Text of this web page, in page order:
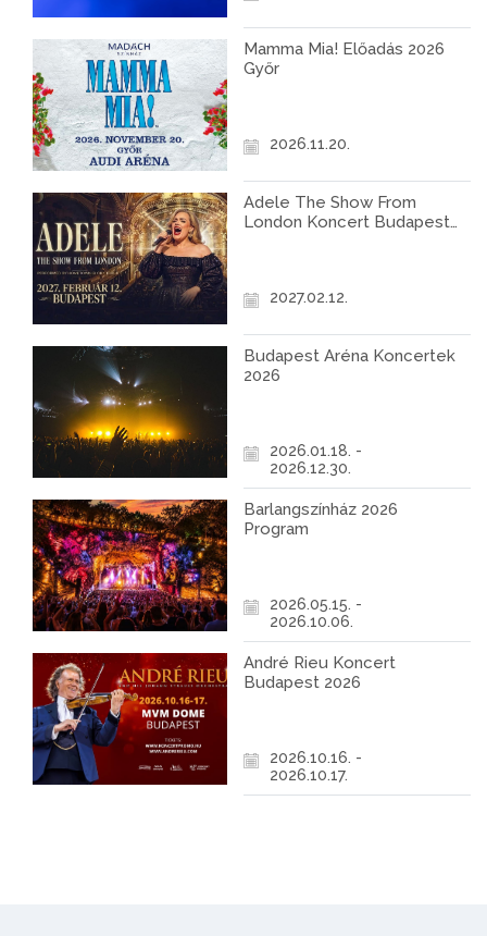
Mamma Mia! Előadás 2026
Győr
2026.11.20.
Adele The Show From
London Koncert Budapest
2027.02.12.
Budapest Aréna Koncertek
2026
2026.01.18. -
2026.12.30.
Barlangszínház 2026
Program
2026.05.15. -
2026.10.06.
André Rieu Koncert
Budapest 2026
2026.10.16. -
2026.10.17.